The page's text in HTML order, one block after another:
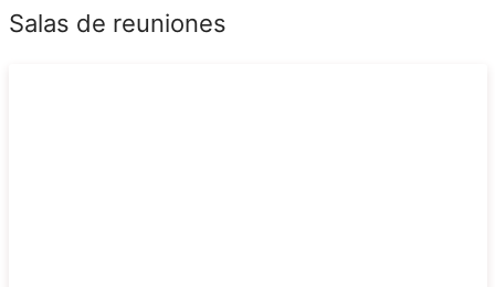
Salas de reuniones